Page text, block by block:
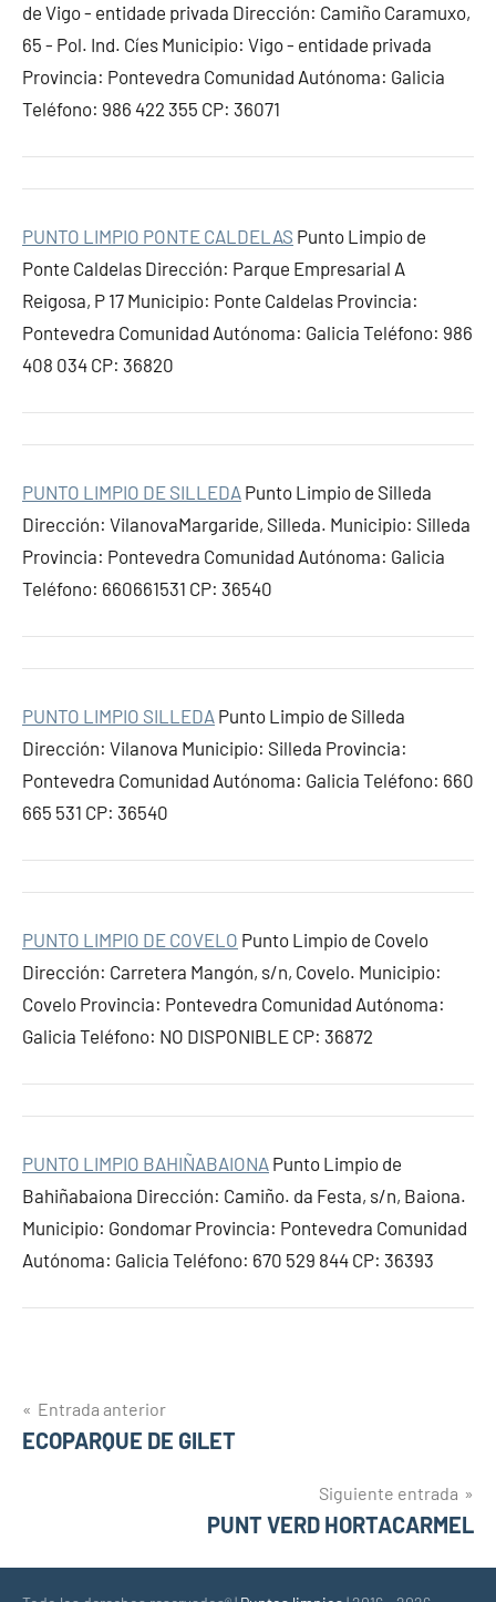
de Vigo - entidade privada Dirección: Camiño Caramuxo,
65 - Pol. Ind. Cíes Municipio: Vigo - entidade privada
Provincia: Pontevedra Comunidad Autónoma: Galicia
Teléfono: 986 422 355 CP: 36071
PUNTO LIMPIO PONTE CALDELAS Punto Limpio de
Ponte Caldelas Dirección: Parque Empresarial A
Reigosa, P 17 Municipio: Ponte Caldelas Provincia:
Pontevedra Comunidad Autónoma: Galicia Teléfono: 986
408 034 CP: 36820
PUNTO LIMPIO DE SILLEDA Punto Limpio de Silleda
Dirección: VilanovaMargaride, Silleda. Municipio: Silleda
Provincia: Pontevedra Comunidad Autónoma: Galicia
Teléfono: 660661531 CP: 36540
PUNTO LIMPIO SILLEDA Punto Limpio de Silleda
Dirección: Vilanova Municipio: Silleda Provincia:
Pontevedra Comunidad Autónoma: Galicia Teléfono: 660
665 531 CP: 36540
PUNTO LIMPIO DE COVELO Punto Limpio de Covelo
Dirección: Carretera Mangón, s/n, Covelo. Municipio:
Covelo Provincia: Pontevedra Comunidad Autónoma:
Galicia Teléfono: NO DISPONIBLE CP: 36872
PUNTO LIMPIO BAHIÑABAIONA Punto Limpio de
Bahiñabaiona Dirección: Camiño. da Festa, s/n, Baiona.
Municipio: Gondomar Provincia: Pontevedra Comunidad
Autónoma: Galicia Teléfono: 670 529 844 CP: 36393
Navegación
de
Entrada anterior
ECOPARQUE DE GILET
Siguiente entrada
PUNT VERD HORTACARMEL